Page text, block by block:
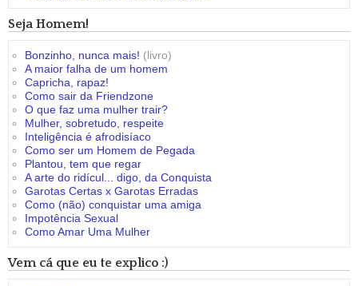
Seja Homem!
Bonzinho, nunca mais! (livro)
A maior falha de um homem
Capricha, rapaz!
Como sair da Friendzone
O que faz uma mulher trair?
Mulher, sobretudo, respeite
Inteligência é afrodisíaco
Como ser um Homem de Pegada
Plantou, tem que regar
A arte do ridícul... digo, da Conquista
Garotas Certas x Garotas Erradas
Como (não) conquistar uma amiga
Impotência Sexual
Como Amar Uma Mulher
Vem cá que eu te explico :)